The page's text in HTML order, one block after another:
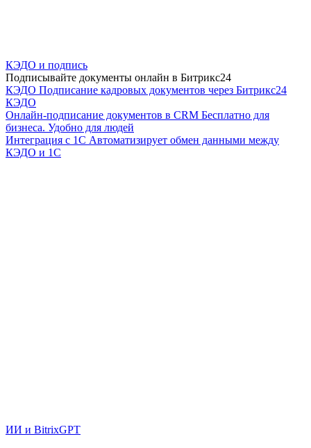
КЭДО и подпись
Подписывайте документы онлайн в Битрикс24
КЭДО Подписание кадровых документов через Битрикс24
КЭДО
Онлайн-подписание документов в CRM Бесплатно для
бизнеса. Удобно для людей
Интеграция с 1С Автоматизирует обмен данными между
КЭДО и 1С
ИИ и BitrixGPT